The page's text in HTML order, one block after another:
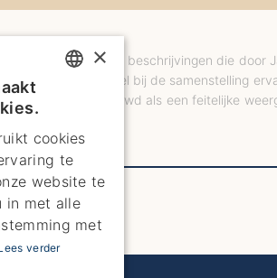
plattegronden en beschrijvingen die
goed. Hoewel bij de samenstelling
niet worden beschouwd als een feitelijke
ENGLISH
SPANISH
GERMAN
FRENCH
×
cookies
te
website te
in met alle
met
verder